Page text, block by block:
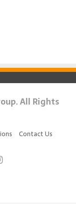
All Rights
Contact Us
Instagram